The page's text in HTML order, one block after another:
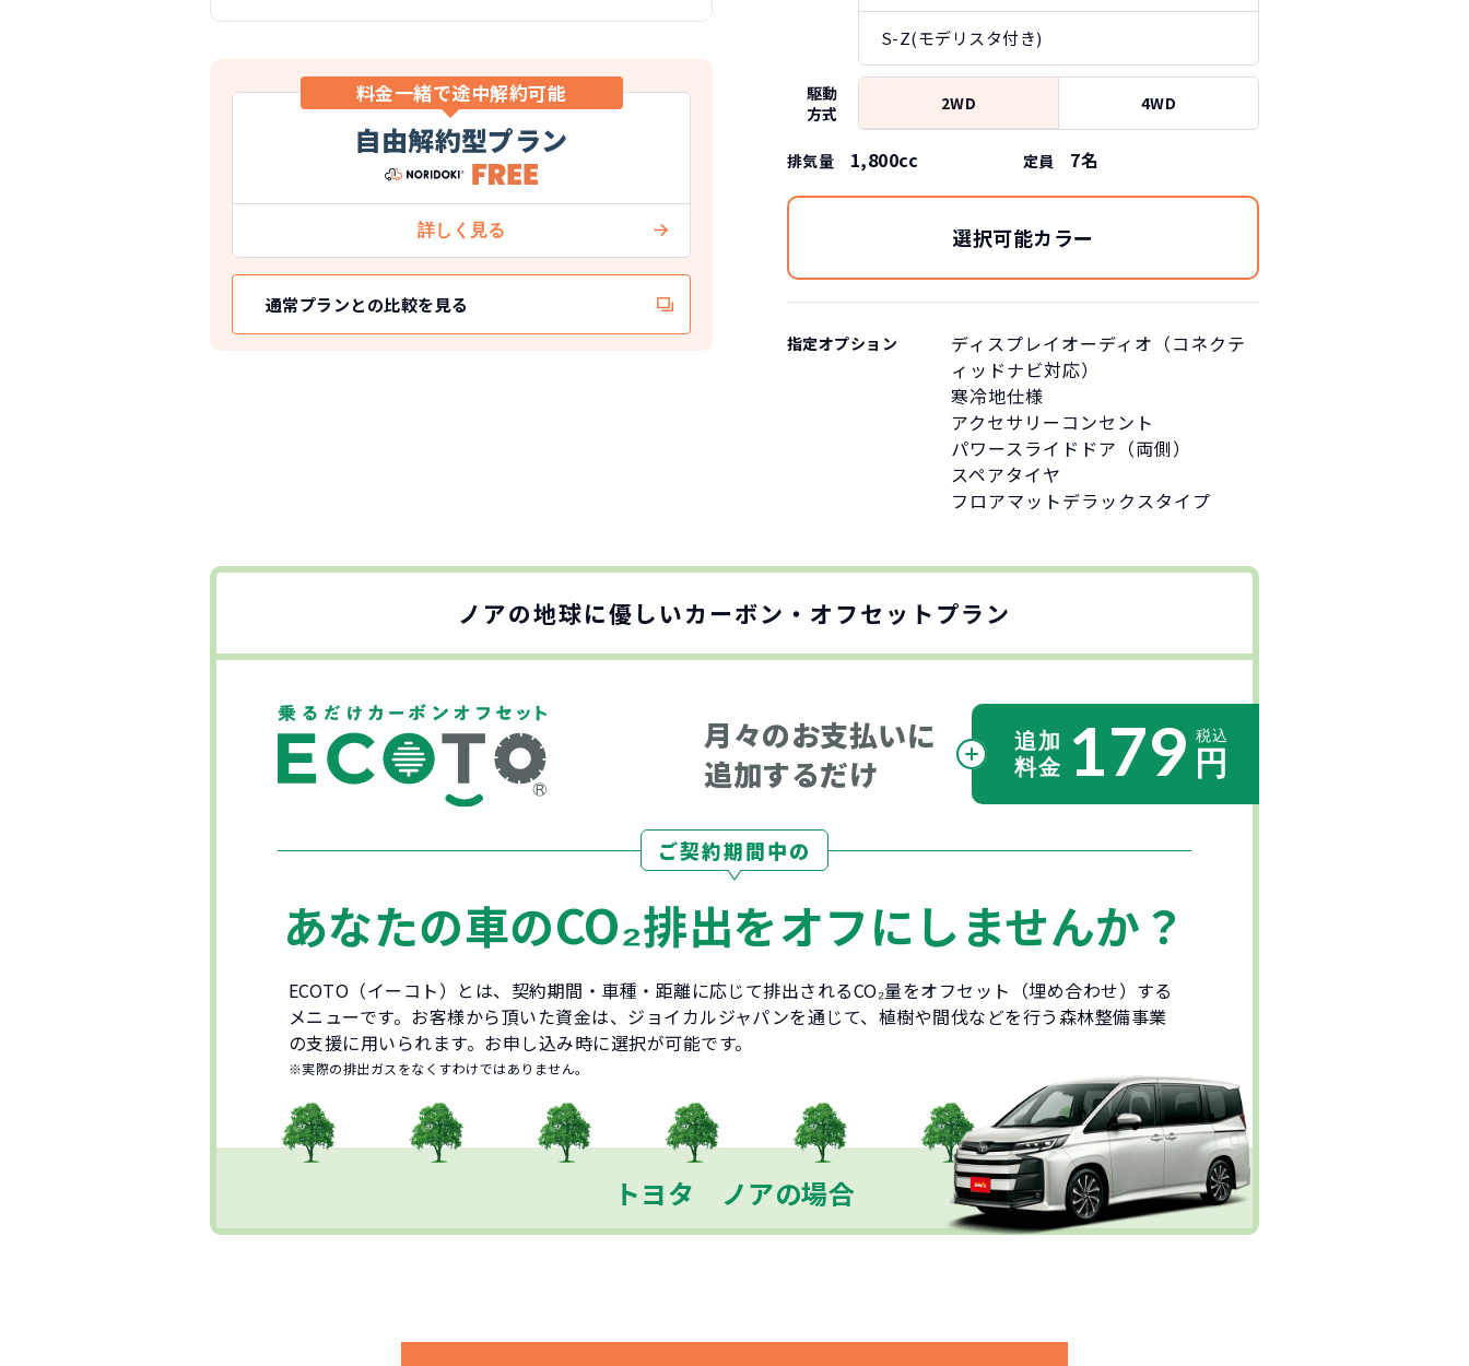
S-Z(モデリスタ付き)
駆動
方式
2WD 4WD
排気量 1,800cc 定員 7名
選択可能カラー
指定オプション
ディスプレイオーディオ（コネクテ
ィッドナビ対応）
寒冷地仕様
アクセサリーコンセント
パワースライドドア（両側）
スペアタイヤ
フロアマットデラックスタイプ
料金一緒で途中解約可能
自由解約型プラン
通常プランとの比較を見る
ノアの地球に優しいカーボン・オフセットプラン
月々のお支払いに
追加するだけ
179
ご契約期間中の
あなたの車のCO₂排出をオフにしませんか？
ECOTO（イーコト）とは、契約期間・車種・距離に応じて排出されるCO₂量をオフセット（埋め合わせ）する
メニューです。お客様から頂いた資金は、ジョイカルジャパンを通じて、植樹や間伐などを行う森林整備事業
の支援に用いられます。お申し込み時に選択が可能です。
※実際の排出ガスをなくすわけではありません。
トヨタ ノアの場合